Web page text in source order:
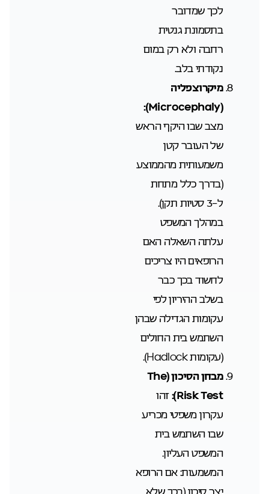
לכך שמדובר
בתסמונת גנטית
רחבה ולא רק במום
נקודתי בלב.
מיקרוצפליה
(
Microcephaly):
מצב שבו היקף הראש
של העובר קטן
משמעותית מהממוצע
(בדרך כלל מתחת
ל-3 סטיות תקן).
במהלך המשפט
עלתה השאלה האם
הרופאים היו צריכים
לחשוד בכך כבר
בשלב ההיריון לפי
עקומות הגדילה שבהן
השתמש בית החולים
(עקומות Hadlock).
מבחן הסיכון (The
Risk Test): זהו
עקרון משפטי מכריע
שבו השתמש בית
המשפט העליון.
המשמעות: אם הרופא